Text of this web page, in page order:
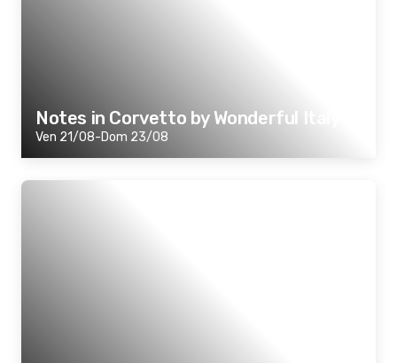
Notes in Corvetto by Wonderful Italy
Ven 21/08-Dom 23/08